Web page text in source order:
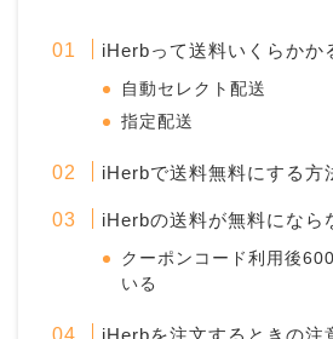
iHerbって送料いくらかか
自動セレクト配送
指定配送
iHerbで送料無料にする方
iHerbの送料が無料になら
クーポンコード利用後
いる
iHerbを注文するときの注